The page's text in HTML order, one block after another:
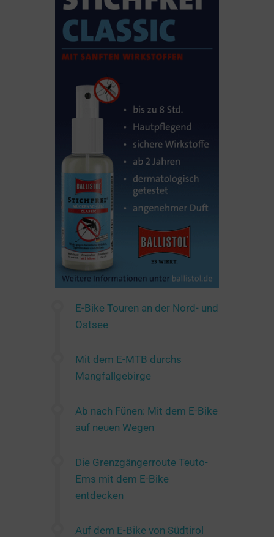
E-Bike Touren an der Nord- und
Ostsee
Mit dem E-MTB durchs
Mangfallgebirge
Ab nach Fünen: Mit dem E-Bike
auf neuen Wegen
Die Grenzgängerroute Teuto-
Ems mit dem E-Bike
entdecken
Auf dem E-Bike von Südtirol